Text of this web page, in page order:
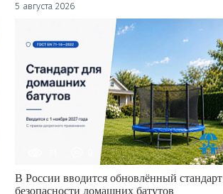
5 августа 2026
В России вводится обновлённый стандарт
безопасности домашних батутов